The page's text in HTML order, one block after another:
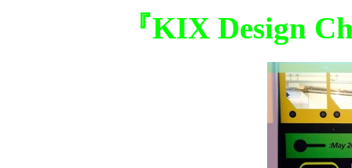
『KIX Design